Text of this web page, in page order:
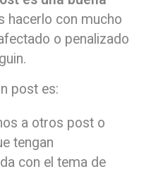
hacerlo con mucho
o penalizado
post es:
a otros post o
tengan
con el tema de